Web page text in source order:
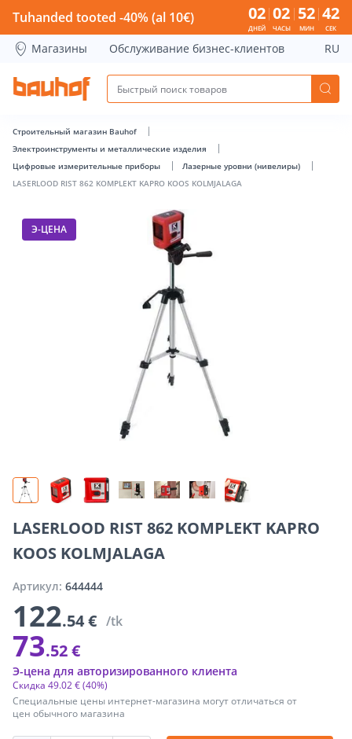
LASERLOOD RIST 862 KOMPLEKT KAPRO KOOS
Tuhanded tooted -40% (al 10€) 02
ДНЕЙ
02
ЧАСЫ
52
МИН
42
СЕК
Магазины Обслуживание бизнес-клиентов RU
Строительный магазин Bauhof
Электроинструменты и металлические изделия
Цифровые измерительные приборы
Лазерные уровни (нивелиры)
LASERLOOD RIST 862 KOMPLEKT KAPRO KOOS KOLMJALAGA
Э-ЦЕНА
LASERLOOD RIST 862 KOMPLEKT KAPRO
KOOS KOLMJALAGA
Артикул: 644444
122.54 € /tk
73.52 €
Специальные цены интернет-магазина могут отличаться от
цен обычного магазина
Скидка 49.02 €(40%)
Э-цена для авторизированного клиента